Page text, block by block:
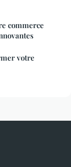
commerce
votre